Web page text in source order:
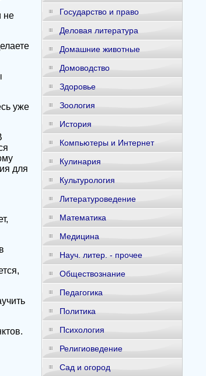
не
уже
для
Государство и право
Деловая литература
Домашние животные
Домоводство
Здоровье
Зоология
История
Компьютеры и Интернет
Кулинария
Культурология
Литературоведение
Математика
Медицина
Науч. литер. - прочее
Обществознание
Педагогика
Политика
Психология
Религиоведение
Сад и огород